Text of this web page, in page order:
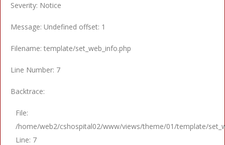
Severity: Notice
Message: Undefined offset: 1
Filename: template/set_web_info.php
Line Number: 7
Backtrace:
File:
/home/web2/cshospital02/www/views/theme/01/template/
Line: 7